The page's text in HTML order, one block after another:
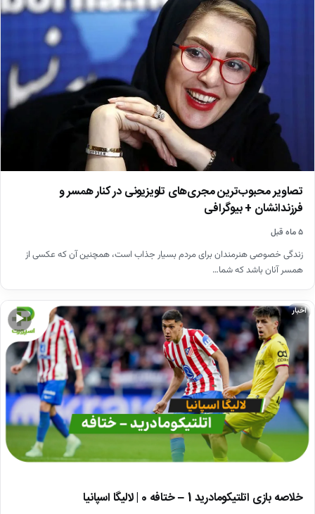
تصاویر محبوب‌ترین مجری‌های تلویزیونی در کنار همسر و
فرزندانشان + بیوگرافی
۵ ماه قبل
زندگی خصوصی هنرمندان برای مردم بسیار جذاب است، همچنین آن که عکسی از
همسر آنان باشد که شما…
▶
اخبار
خلاصه بازی اتلتیکومادرید 1 – ختافه 0 | لالیگا اسپانیا